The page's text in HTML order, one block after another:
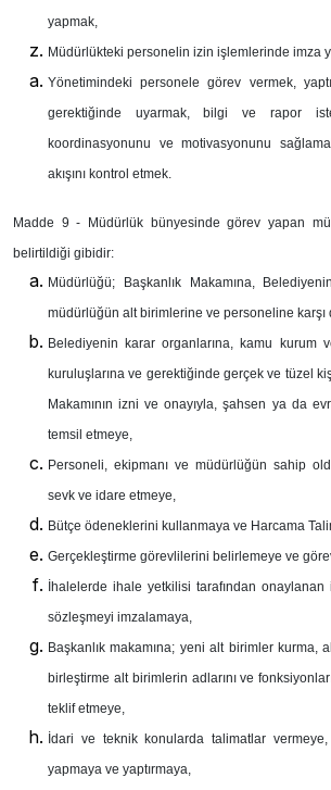
yapmak,
Müdürlükteki personelin izin işlemlerinde imza
Yönetimindeki personele görev vermek,
gerektiğinde uyarmak, bilgi ve rapor
koordinasyonunu ve motivasyonunu
akışını kontrol etmek.
Madde 9 - Müdürlük bünyesinde görev yapan
belirtildiği gibidir:
Müdürlüğü; Başkanlık Makamına,
müdürlüğün alt birimlerine ve personeline karşı
Belediyenin karar organlarına, kamu kurum
kuruluşlarına ve gerektiğinde gerçek ve tüzel
Makamının izni ve onayıyla, şahsen ya da
temsil etmeye,
Personeli, ekipmanı ve müdürlüğün sahip
sevk ve idare etmeye,
Bütçe ödeneklerini kullanmaya ve Harcama
Gerçekleştirme görevlilerini belirlemeye ve
İhalelerde ihale yetkilisi tarafından onaylanan
sözleşmeyi imzalamaya,
Başkanlık makamına; yeni alt birimler kurma,
birleştirme alt birimlerin adlarını ve
teklif etmeye,
İdari ve teknik konularda talimatlar vermeye,
yapmaya ve yaptırmaya,